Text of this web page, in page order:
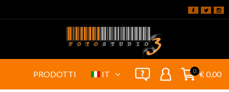
PRODOTTI IT 0 € 0,00